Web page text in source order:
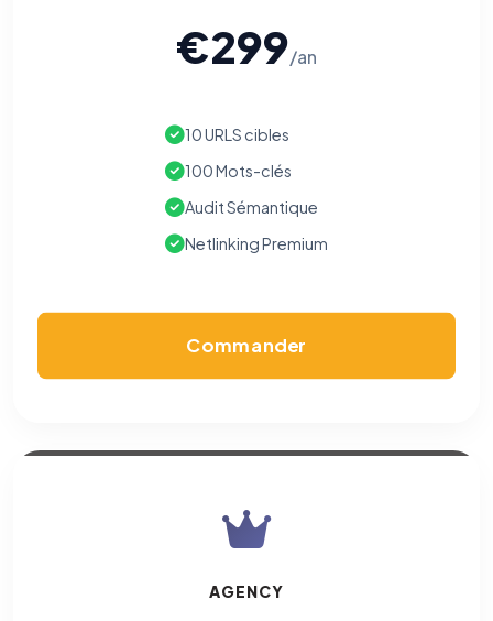
€299/an
10 URLS cibles
100 Mots-clés
Audit Sémantique
Netlinking Premium
Commander
AGENCY